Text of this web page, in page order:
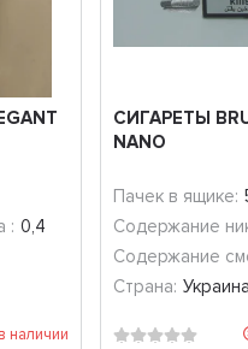
: 0,4
наличии
СИГАРЕТЫ
NANO
Пачек в ящике:
Содержание
Содержание
Страна: Украина